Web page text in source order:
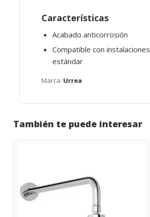
Características
Acabado anticorrosión
Compatible con instalaciones
estándar
Marca: Urrea
También te puede interesar